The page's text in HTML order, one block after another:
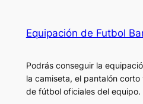
Equipación de Futbol
Podrás conseguir la
la camiseta, el pantalón
de fútbol oficiales del equipo.